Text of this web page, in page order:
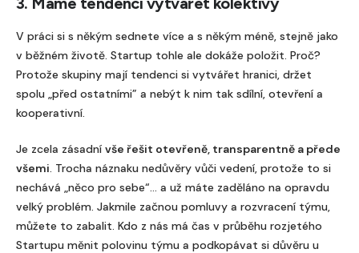
V práci si s někým sednete více a s někým méně, stejně jako
v běžném životě. Startup tohle ale dokáže položit. Proč?
Protože skupiny mají tendenci si vytvářet hranici, držet
spolu „před ostatními” a nebýt k nim tak sdílní, otevření a
kooperativní.
Je zcela zásadní vše řešit otevřeně, transparentně a přede
všemi. Trocha náznaku nedůvěry vůči vedení, protože to si
nechává „něco pro sebe“… a už máte zaděláno na opravdu
velký problém. Jakmile začnou pomluvy a rozvracení týmu,
můžete to zabalit. Kdo z nás má čas v průběhu rozjetého
Startupu měnit polovinu týmu a podkopávat si důvěru u